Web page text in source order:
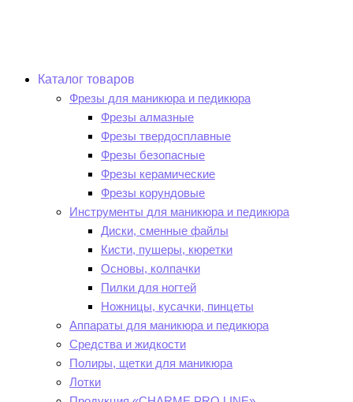
Каталог товаров
Фрезы для маникюра и педикюра
Фрезы алмазные
Фрезы твердосплавные
Фрезы безопасные
Фрезы керамические
Фрезы корундовые
Инструменты для маникюра и педикюра
Диски, сменные файлы
Кисти, пушеры, кюретки
Основы, колпачки
Пилки для ногтей
Ножницы, кусачки, пинцеты
Аппараты для маникюра и педикюра
Средства и жидкости
Полиры, щетки для маникюра
Лотки